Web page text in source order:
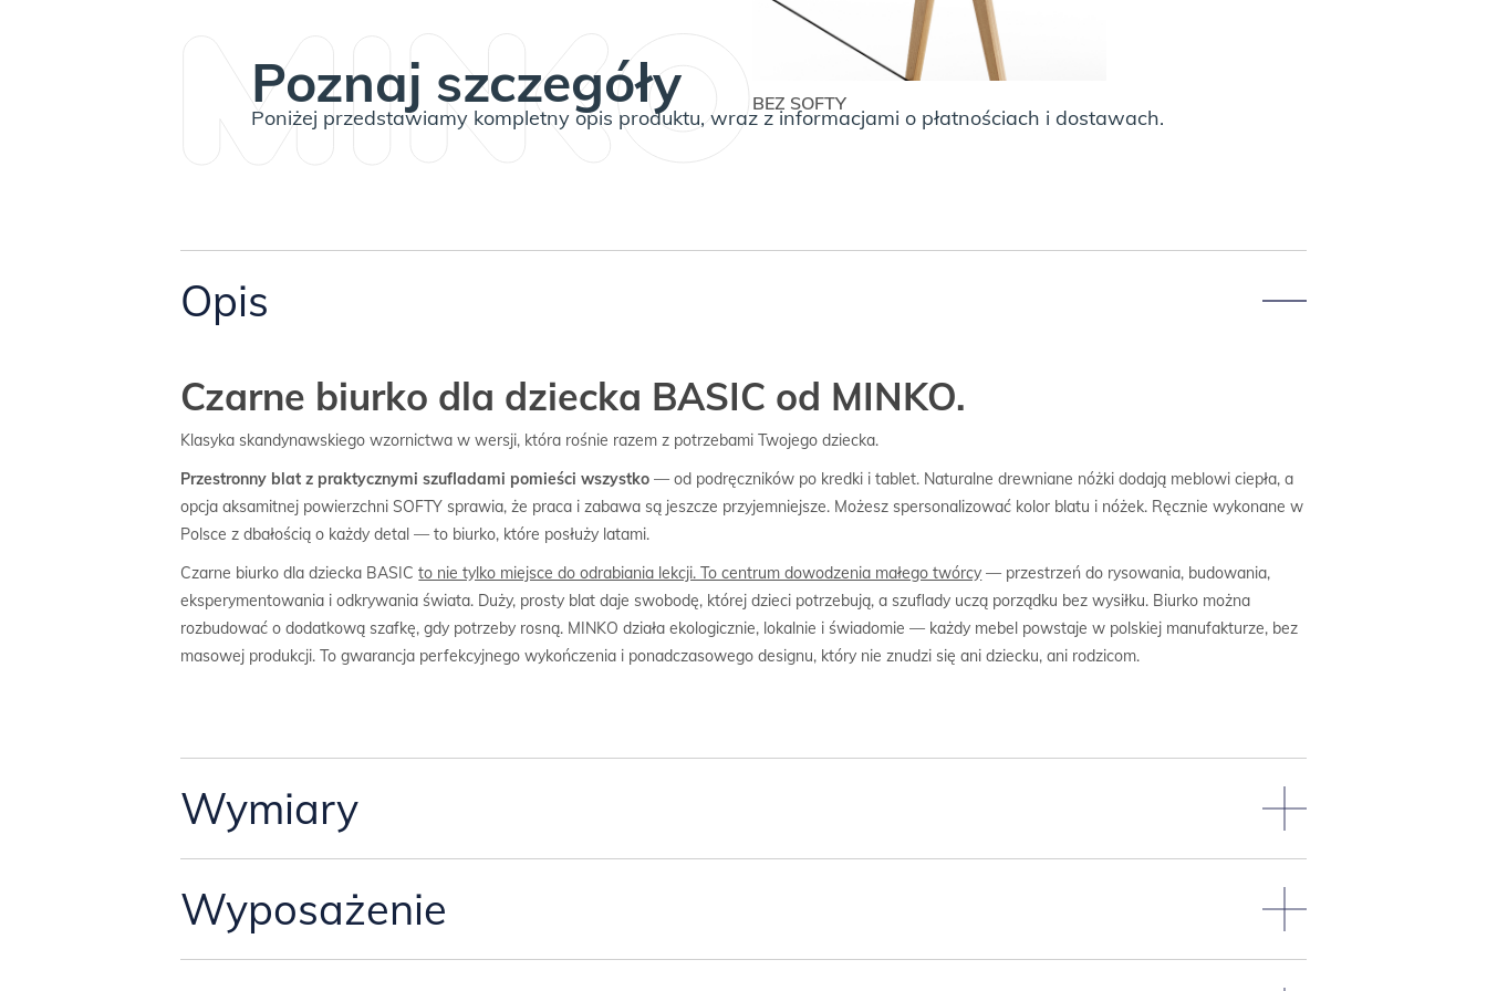
BEZ SOFTY
Poznaj szczegóły
Poniżej przedstawiamy kompletny opis produktu, wraz z informacjami o płatnościach i dostawach.
Opis
Czarne biurko dla dziecka BASIC od MINKO.
Klasyka skandynawskiego wzornictwa w wersji, która rośnie razem z potrzebami Twojego dziecka.
Przestronny blat z praktycznymi szufladami pomieści wszystko — od podręczników po kredki i tablet. Naturalne drewniane nóżki dodają meblowi ciepła, a
opcja aksamitnej powierzchni SOFTY sprawia, że praca i zabawa są jeszcze przyjemniejsze. Możesz spersonalizować kolor blatu i nóżek. Ręcznie wykonane w
Polsce z dbałością o każdy detal — to biurko, które posłuży latami.
Czarne biurko dla dziecka BASICto nie tylko miejsce do odrabiania lekcji. To centrum dowodzenia małego twórcy — przestrzeń do rysowania, budowania,
eksperymentowania i odkrywania świata. Duży, prosty blat daje swobodę, której dzieci potrzebują, a szuflady uczą porządku bez wysiłku. Biurko można
rozbudować o dodatkową szafkę, gdy potrzeby rosną. MINKO działa ekologicznie, lokalnie i świadomie — każdy mebel powstaje w polskiej manufakturze, bez
masowej produkcji. To gwarancja perfekcyjnego wykończenia i ponadczasowego designu, który nie znudzi się ani dziecku, ani rodzicom.
Wymiary
Przyjęliśmy trzy standardowe
wymiary biurka*.
Tutaj znajdziesz dokładne wymiary biurka o szerokości 100cm:
Wyposażenie